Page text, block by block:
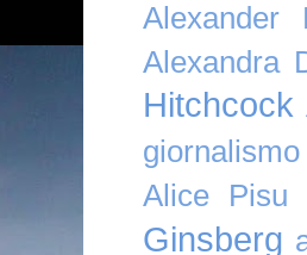
Alexander
Alexandra
Hitchcock
giornalismo
Alice Pisu
Ginsberg